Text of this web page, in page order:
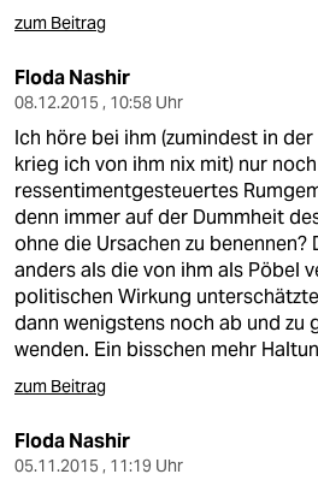
zum Beitrag
Floda Nashir
08.12.2015 , 10:58 Uhr
Ich höre bei ihm (zumindest in
krieg ich von ihm nix mit) nur noch
ressentimentgesteuertes
denn immer auf der Dummheit
ohne die Ursachen zu
anders als die von ihm als Pöbel
politischen Wirkung
dann wenigstens noch ab und zu
wenden. Ein bisschen mehr
zum Beitrag
Floda Nashir
05.11.2015 , 11:19 Uhr